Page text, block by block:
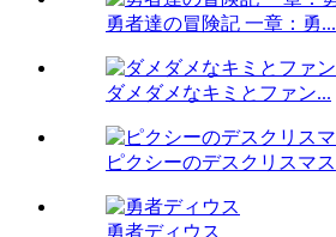
勇者達の冒険記 一章：勇...
ダメダメなキミとファン...
ピクシーのデスクリスマス
勇者ディウス